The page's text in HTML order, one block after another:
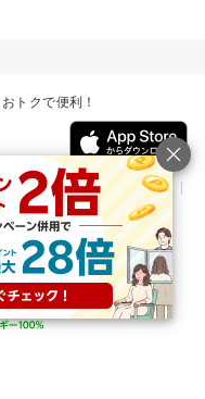
トクで便利！
リリース情報
利用規約
ービス一覧 アプリ一覧
Inc.